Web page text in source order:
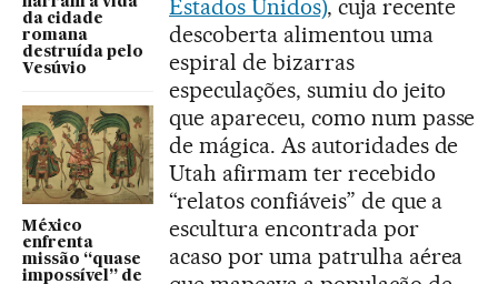
da cidade
romana
destruída pelo
Vesúvio
México
enfrenta
missão “quase
impossível” de
Estados Unidos), cuja recente
descoberta alimentou uma
espiral de bizarras
especulações, sumiu do jeito
que apareceu, como num passe
de mágica. As autoridades de
Utah afirmam ter recebido
“relatos confiáveis” de que a
escultura encontrada por
acaso por uma patrulha aérea